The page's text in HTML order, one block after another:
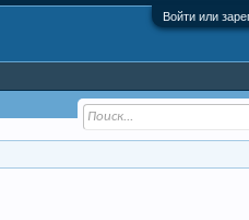
Войти или